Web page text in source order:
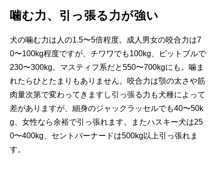
噛む力、引っ張る力が強い
犬の噛む力は人の1.5〜5倍程度。成人男女の咬合力は7
0〜100kg程度ですが、チワワでも100kg、ピットブルで
230〜300kg。マスティフ系だと550〜700kgにも。噛ま
れたらひとたまりもありません。咬合力は顎の太さや筋
肉量次第で変わってきますし引っ張る力も犬種によって
差がありますが、細身のジャックラッセルでも40〜50k
g、女性なら余裕で引っ張れます。またハスキー犬は25
0〜400kg、セントバーナードは500kg以上引っ張れま
す。